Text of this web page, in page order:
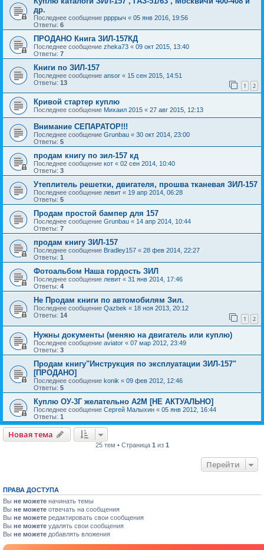
др.
Последнее сообщение ррррыч « 05 янв 2016, 19:56
Ответы: 6
ПРОДАНО Книга ЗИЛ-157КД
Последнее сообщение zheka73 « 09 окт 2015, 13:40
Ответы: 7
Книги по ЗИЛ-157
Последнее сообщение ansor « 15 сен 2015, 14:51
Ответы: 13 1 2
Кривой стартер куплю
Последнее сообщение Михаил 2015 « 27 авг 2015, 12:13
Внимание СЕПАРАТОР!!!
Последнее сообщение Grunbau « 30 окт 2014, 23:00
Ответы: 5
продам книгу по зил-157 кд
Последнее сообщение кот « 02 сен 2014, 10:40
Ответы: 3
Утеплитель решетки, двигателя, прошва тканевая ЗИЛ-157
Последнее сообщение левит « 19 апр 2014, 06:28
Ответы: 5
Продам простой бампер для 157
Последнее сообщение Grunbau « 14 апр 2014, 10:44
Ответы: 7
продам книгу ЗИЛ-157
Последнее сообщение Bradley157 « 28 фев 2014, 22:27
Ответы: 1
Фотоальбом Наша гордость ЗИЛ
Последнее сообщение левит « 31 янв 2014, 17:46
Ответы: 4
Не Продам книги по автомобилям Зил.
Последнее сообщение Qazbek « 18 ноя 2013, 20:12
Ответы: 14 1 2
Нужны документы (меняю на двигатель или куплю)
Последнее сообщение aviator « 07 мар 2012, 23:49
Ответы: 3
Продам книгу"Инструкция по эксплуатации ЗИЛ-157"
[ПРОДАНО]
Последнее сообщение konik « 09 фев 2012, 12:46
Ответы: 5
Куплю ОУ-3Г желательно А2М [НЕ АКТУАЛЬНО]
Последнее сообщение Сергей Малыхин « 05 янв 2012, 16:44
Ответы: 1
Новая тема
25 тем • Страница 1 из 1
Перейти
ПРАВА ДОСТУПА
Вы не можете начинать темы
Вы не можете отвечать на сообщения
Вы не можете редактировать свои сообщения
Вы не можете удалять свои сообщения
Вы не можете добавлять вложения